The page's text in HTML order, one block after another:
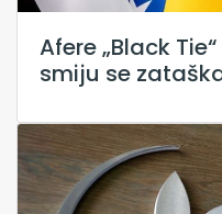
Afere „Black
smiju se